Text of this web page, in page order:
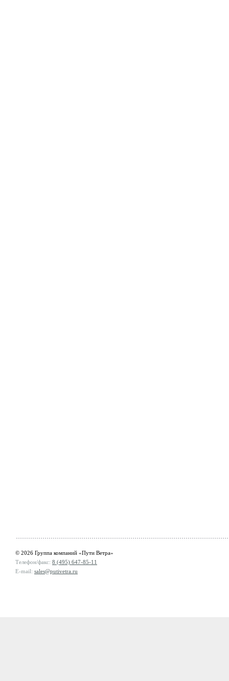
© 2026 Группа компаний «Пути Ветра»
Телефон/факс: 8 (495) 647-85-11
E-mail: sales@putivetra.ru